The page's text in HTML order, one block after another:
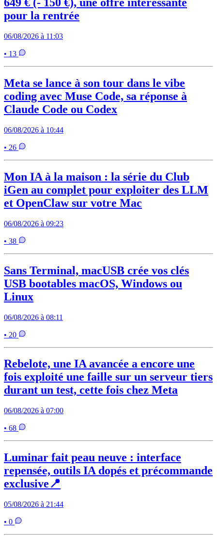
649 € (- 150 €), une offre intéressante
pour la rentrée
06/08/2026 à 11:03
• 13
Meta se lance à son tour dans le vibe
coding avec Muse Code, sa réponse à
Claude Code ou Codex
06/08/2026 à 10:44
• 26
Mon IA à la maison : la série du Club
iGen au complet pour exploiter des LLM
et OpenClaw sur votre Mac
06/08/2026 à 09:23
• 38
Sans Terminal, macUSB crée vos clés
USB bootables macOS, Windows ou
Linux
06/08/2026 à 08:11
• 20
Rebelote, une IA avancée a encore une
fois exploité une faille sur un serveur tiers
durant un test, cette fois chez Meta
06/08/2026 à 07:00
• 68
Luminar fait peau neuve : interface
repensée, outils IA dopés et précommande
exclusive📍
05/08/2026 à 21:44
• 0